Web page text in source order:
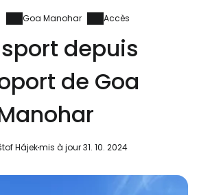
Goa Manohar Accès
depuis
de Goa
Hájekmis à jour 31. 10. 2024
mondiale des voyageurs
avec Google
avec Facebook